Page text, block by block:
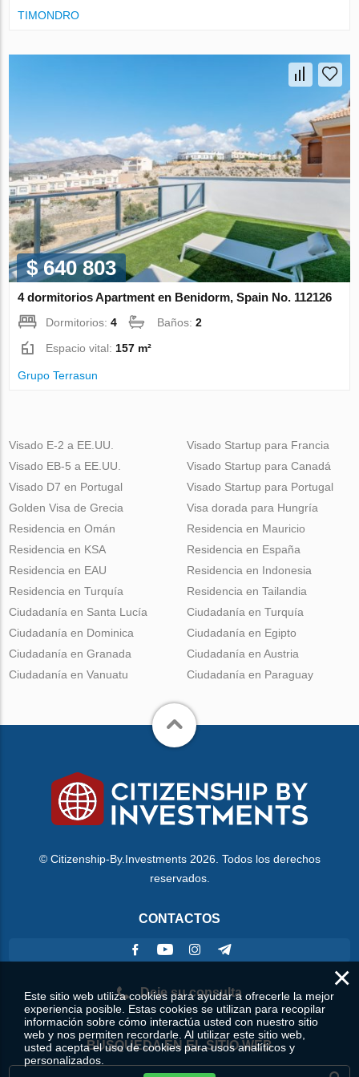
TIMONDRO
$ 640 803
4 dormitorios Apartment en Benidorm, Spain No. 112126
Dormitorios:4 Baños:2
Espacio vital: 157 m²
Grupo Terrasun
Visado E-2 a EE.UU.
Visado EB-5 a EE.UU.
Visado D7 en Portugal
Golden Visa de Grecia
Visado Startup para Francia
Visado Startup para Canadá
Visado Startup para Portugal
Visa dorada para Hungría
Residencia en Omán
Residencia en KSA
Residencia en EAU
Residencia en Turquía
Residencia en Mauricio
Residencia en España
Residencia en Indonesia
Residencia en Tailandia
Ciudadanía en Santa Lucía
Ciudadanía en Dominica
Ciudadanía en Granada
Ciudadanía en Vanuatu
Ciudadanía en Turquía
Ciudadanía en Egipto
Ciudadanía en Austria
Ciudadanía en Paraguay
© Citizenship-By.Investments 2026. Todos los derechos
reservados.
CONTACTOS
Deje su consulta
BÚSQUEDA EN EL SITIO WEB
×
Este sitio web utiliza cookies para ayudar a ofrecerle la mejor
experiencia posible. Estas cookies se utilizan para recopilar
información sobre cómo interactúa usted con nuestro sitio
web y nos permiten recordarle. Al utilizar este sitio web,
usted acepta el uso de cookies para usos analíticos y
personalizados.